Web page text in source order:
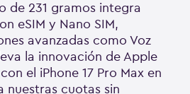
de 231 gramos integra
eSIM y Nano SIM,
avanzadas como Voz
la innovación de Apple
el iPhone 17 Pro Max en
nuestras cuotas sin